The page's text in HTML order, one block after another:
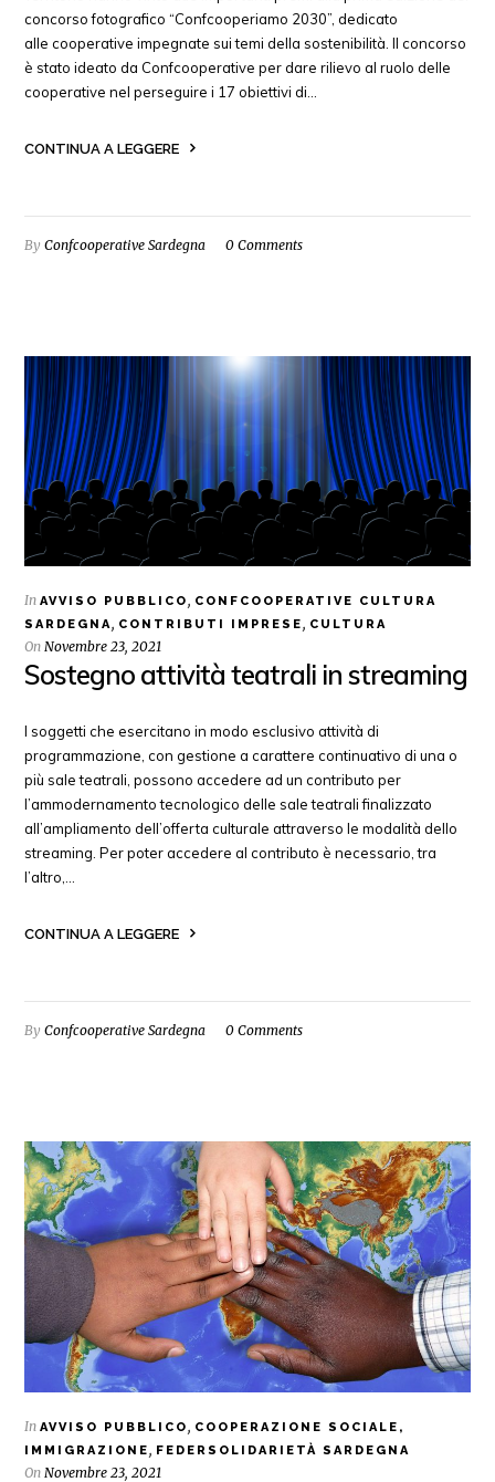
concorso fotografico “Confcooperiamo 2030”, dedicato
alle cooperative impegnate sui temi della sostenibilità. Il concorso
è stato ideato da Confcooperative per dare rilievo al ruolo delle
cooperative nel perseguire i 17 obiettivi di…
CONTINUA A LEGGERE
ByConfcooperative Sardegna 0 Comments
InAVVISO PUBBLICO, CONFCOOPERATIVE CULTURA
SARDEGNA, CONTRIBUTI IMPRESE, CULTURA
On Novembre 23, 2021
Sostegno attività teatrali in streaming
I soggetti che esercitano in modo esclusivo attività di
programmazione, con gestione a carattere continuativo di una o
più sale teatrali, possono accedere ad un contributo per
l’ammodernamento tecnologico delle sale teatrali finalizzato
all’ampliamento dell’offerta culturale attraverso le modalità dello
streaming. Per poter accedere al contributo è necessario, tra
l’altro,…
CONTINUA A LEGGERE
ByConfcooperative Sardegna 0 Comments
InAVVISO PUBBLICO , COOPERAZIONE SOCIALE,
IMMIGRAZIONE , FEDERSOLIDARIETÀ SARDEGNA
On Novembre 23, 2021